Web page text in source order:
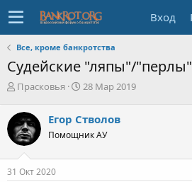
Вход
Все, кроме банкротства
Судейские "ляпы"/"перлы"
А
т
о
р
т
е
м
Прасковья
Д
а
н
ч
28 Мар 2019
Егор Стволов
Помощник АУ
31 Окт 2020